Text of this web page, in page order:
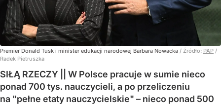
Premier Donald Tusk i minister edukacji narodowej Barbara Nowacka / Źródło: PAP /
Radek Pietruszka
SIŁĄ RZECZY || W Polsce pracuje w sumie nieco
ponad 700 tys. nauczycieli, a po przeliczeniu
na "pełne etaty nauczycielskie" – nieco ponad 500